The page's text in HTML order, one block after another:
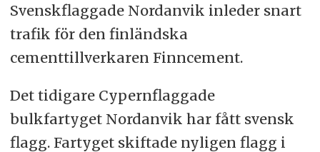
Svenskflaggade Nordanvik inleder snart
trafik för den finländska
cementtillverkaren Finncement.
Det tidigare Cypernflaggade
bulkfartyget Nordanvik har fått svensk
flagg. Fartyget skiftade nyligen flagg i